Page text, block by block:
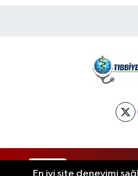
RSS
En iyi site deneyimi